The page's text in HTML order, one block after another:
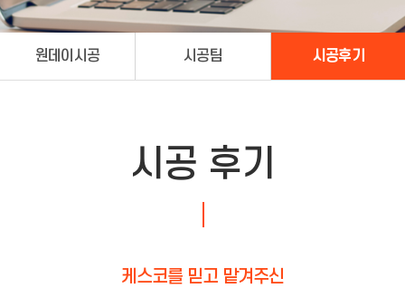
원데이시공 시공팀 시공후기
시공 후기
케스코를 믿고 맡겨주신